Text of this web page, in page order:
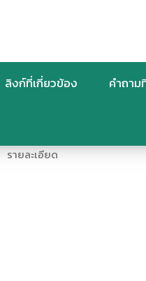
ลิงก์ที่เกี่ยวข้อง คำถา
รายละเอียด